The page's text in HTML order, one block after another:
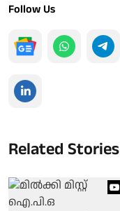
Follow Us
Related Stories